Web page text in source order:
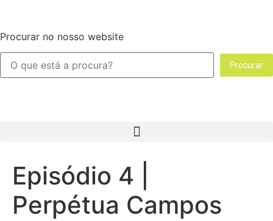
Procurar no nosso website
Procurar
Episódio 4 |
Perpétua Campos